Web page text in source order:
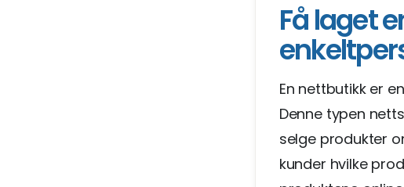
Få laget
En nettbutikk er
Denne typen
selge produkter
kunder hvilke